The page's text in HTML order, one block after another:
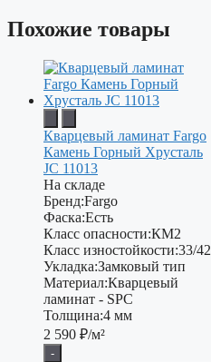
Похожие товары
Кварцевый ламинат Fargo
Камень Горный Хрусталь
JC 11013
На складе
Бренд:Fargo
Фаска:Есть
Класс опасности:КМ2
Класс изностойкости:33/42
Укладка:Замковый тип
Материал:Кварцевый
ламинат - SPC
Толщина:4 мм
2 590 ₽/м²
-